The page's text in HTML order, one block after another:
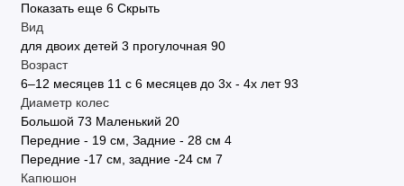
Показать еще 6 Скрыть
Вид
для двоих детей 3 прогулочная 90
Возраст
6–12 месяцев 11 с 6 месяцев до 3х - 4х лет 93
Диаметр колес
Большой 73 Маленький 20
Передние - 19 см, Задние - 28 см 4
Передние -17 см, задние -24 см 7
Капюшон